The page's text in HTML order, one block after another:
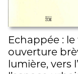
Echappée :
ouverture
lumière, vers